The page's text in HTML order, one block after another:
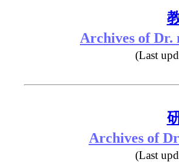
Archives of Dr.
(Last
Archives of
(Last